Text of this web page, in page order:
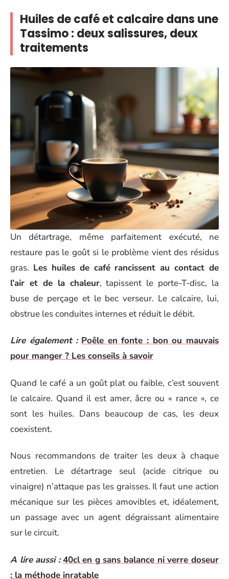
Huiles de café et calcaire dans une
Tassimo : deux salissures, deux
traitements
Un détartrage, même parfaitement exécuté, ne
restaure pas le goût si le problème vient des résidus
gras. Les huiles de café rancissent au contact de
l’air et de la chaleur, tapissent le porte-T-disc, la
buse de perçage et le bec verseur. Le calcaire, lui,
obstrue les conduites internes et réduit le débit.
Lire également : Poêle en fonte : bon ou mauvais
pour manger ? Les conseils à savoir
Quand le café a un goût plat ou faible, c’est souvent
le calcaire. Quand il est amer, âcre ou « rance », ce
sont les huiles. Dans beaucoup de cas, les deux
coexistent.
Nous recommandons de traiter les deux à chaque
entretien. Le détartrage seul (acide citrique ou
vinaigre) n’attaque pas les graisses. Il faut une action
mécanique sur les pièces amovibles et, idéalement,
un passage avec un agent dégraissant alimentaire
sur le circuit.
A lire aussi : 40cl en g sans balance ni verre doseur
: la méthode inratable